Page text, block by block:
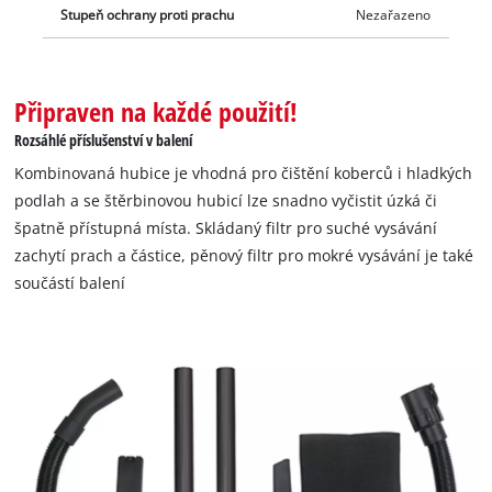
Stupeň ochrany proti prachu Nezařazeno
Připraven na každé použití!
Rozsáhlé příslušenství v balení
Kombinovaná hubice je vhodná pro čištění koberců i hladkých
podlah a se štěrbinovou hubicí lze snadno vyčistit úzká či
špatně přístupná místa. Skládaný filtr pro suché vysávání
zachytí prach a částice, pěnový filtr pro mokré vysávání je také
součástí balení